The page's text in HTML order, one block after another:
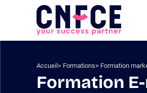
Aller
Logo
site
Accueil Formations Formation
Formation